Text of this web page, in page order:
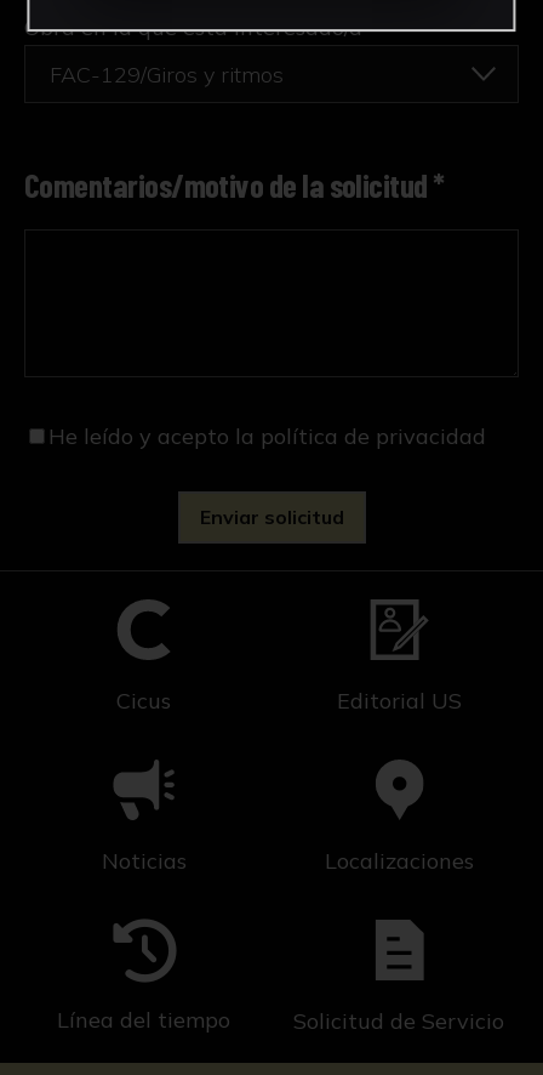
Obra en la que está interesado/a*
FAC-129/Giros y ritmos
Comentarios/motivo de la solicitud *
He leído y acepto la política de privacidad
Cicus Editorial US
Noticias Localizaciones
Línea del tiempo Solicitud de Servicio